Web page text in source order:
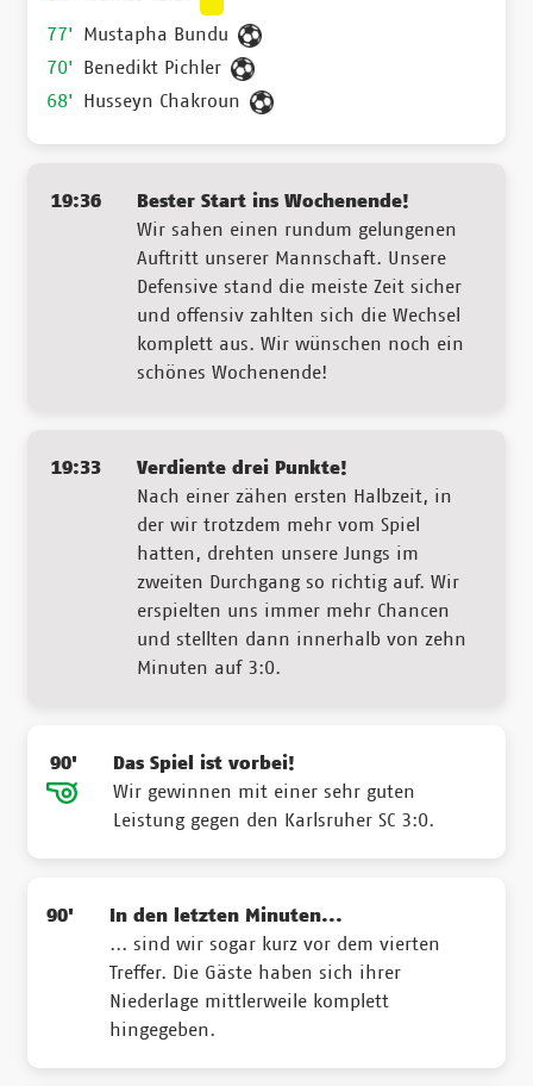
77'
Mustapha Bundu
70'
Benedikt Pichler
68'
Husseyn Chakroun
19:36
Bester Start ins Wochenende!
Wir sahen einen rundum gelungenen
Auftritt unserer Mannschaft. Unsere
Defensive stand die meiste Zeit sicher
und offensiv zahlten sich die Wechsel
komplett aus. Wir wünschen noch ein
schönes Wochenende!
19:33
Verdiente drei Punkte!
Nach einer zähen ersten Halbzeit, in
der wir trotzdem mehr vom Spiel
hatten, drehten unsere Jungs im
zweiten Durchgang so richtig auf. Wir
erspielten uns immer mehr Chancen
und stellten dann innerhalb von zehn
Minuten auf 3:0.
90'
Das Spiel ist vorbei!
Wir gewinnen mit einer sehr guten
Leistung gegen den Karlsruher SC 3:0.
90'
In den letzten Minuten...
... sind wir sogar kurz vor dem vierten
Treffer. Die Gäste haben sich ihrer
Niederlage mittlerweile komplett
hingegeben.